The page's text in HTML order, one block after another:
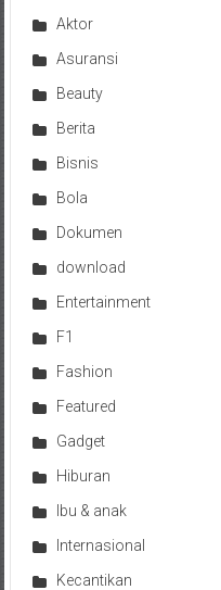
Aktor
Asuransi
Beauty
Berita
Bisnis
Bola
Dokumen
download
Entertainment
F1
Fashion
Featured
Gadget
Hiburan
Ibu & anak
Internasional
Kecantikan